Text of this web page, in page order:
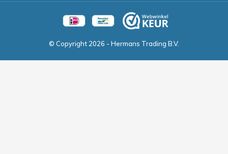
© Copyright 2026 - Hermans Trading B.V.